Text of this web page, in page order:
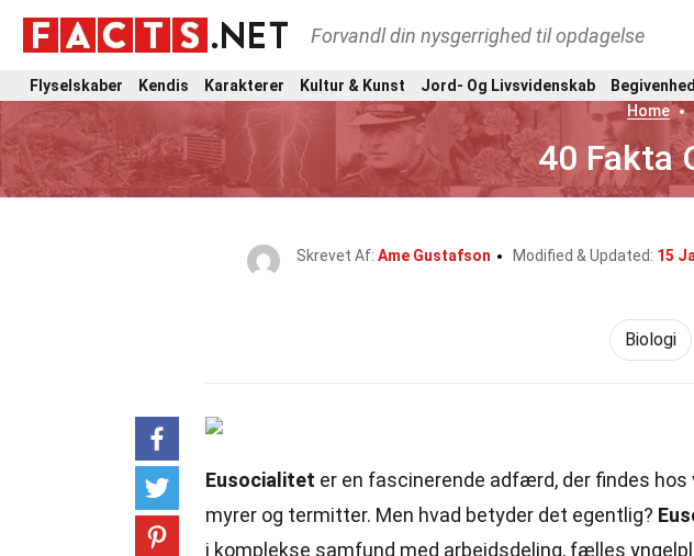
Forvandl din nysgerrighed til opdagelse
Flyselskaber Kendis Karakterer Kultur & Kunst Jord- Og Livsvidenskab
Home
40 Fakta
Skrevet Af: Ame Gustafson Modified & Updated: 15
Biologi
Eusocialitet er en fascinerende adfærd, der findes
myrer og termitter. Men hvad betyder det egentlig?
i komplekse samfund med arbejdsdeling, fælles